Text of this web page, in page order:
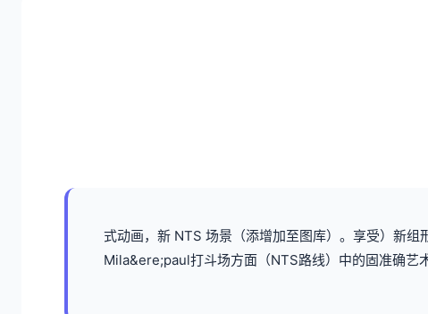
式动画，新 NTS 场景（添增加至图库）。享受）新
Mila&ere;paul打斗场方面（NTS路线）中的固准确艺